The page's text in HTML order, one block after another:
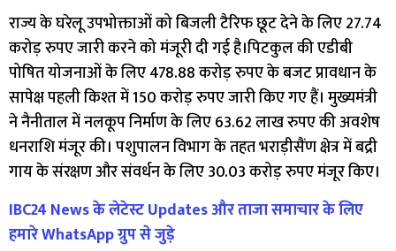
राज्य के घरेलू उपभोक्ताओं को बिजली टैरिफ छूट देने के लिए 27.74
करोड़ रुपए जारी करने को मंजूरी दी गई है।पिटकुल की एडीबी
पोषित योजनाओं के लिए 478.88 करोड़ रुपए के बजट प्रावधान के
सापेक्ष पहली किश्त में 150 करोड़ रुपए जारी किए गए हैं। मुख्यमंत्री
ने नैनीताल में नलकूप निर्माण के लिए 63.62 लाख रुपए की अवशेष
धनराशि मंजूर की। पशुपालन विभाग के तहत भराड़ीसैंण क्षेत्र में बद्री
गाय के संरक्षण और संवर्धन के लिए 30.03 करोड़ रुपए मंजूर किए।
IBC24 News के लेटेस्ट Updates और ताजा समाचार के लिए
हमारे WhatsApp ग्रुप से जुड़े